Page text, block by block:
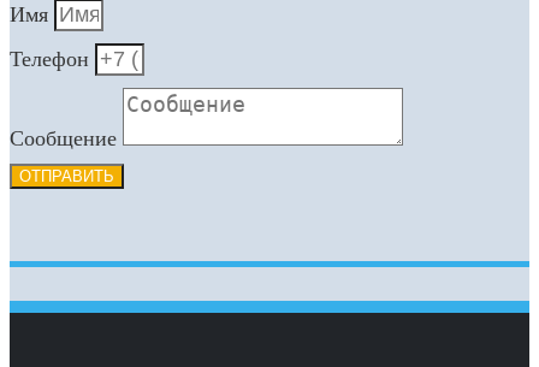
Имя
Телефон
Сообщение
ОТПРАВИТЬ